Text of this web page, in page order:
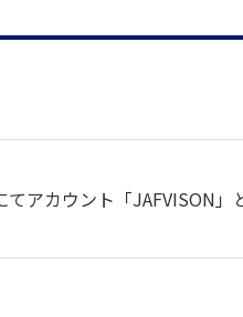
カウント「JAFVISON